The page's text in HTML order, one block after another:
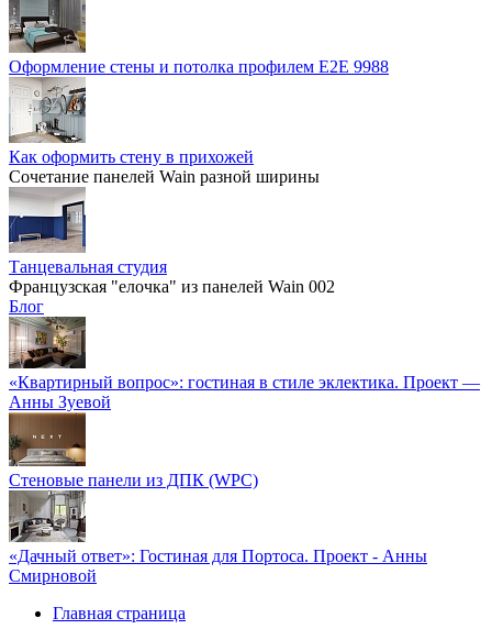
Оформление стены и потолка профилем E2E 9988
Как оформить стену в прихожей
Сочетание панелей Wain разной ширины
Танцевальная студия
Французская "елочка" из панелей Wain 002
Блог
«Квартирный вопрос»: гостиная в стиле эклектика. Проект —
Анны Зуевой
Стеновые панели из ДПК (WPC)
«Дачный ответ»: Гостиная для Портоса. Проект - Анны
Смирновой
Главная страница